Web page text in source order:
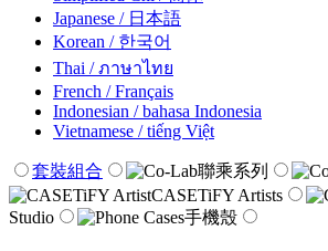
Japanese / 日本語
Korean / 한국어
Thai / ภาษาไทย
French / Français
Indonesian / bahasa Indonesia
Vietnamese / tiếng Việt
套裝組合 聯乘系列
CASETiFY Artists
Studio
手機殼